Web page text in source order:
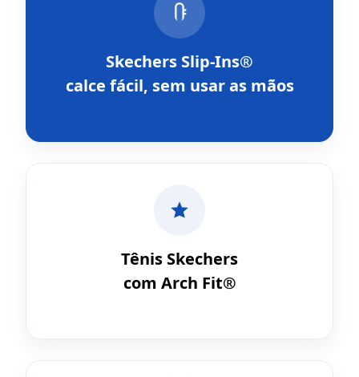
Skechers Slip-Ins®
calce fácil, sem usar as mãos
Tênis Skechers
com Arch Fit®